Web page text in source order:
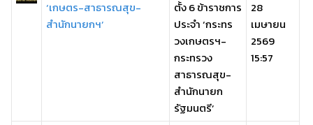
‘เกษตร-สาธารณสุข-
สำนักนายกฯ’
ตั้ง 6 ข้าราชการ
ประจำ ‘กระทร
วงเกษตรฯ-
กระทรวง
สาธารณสุข-
สำนักนายก
รัฐมนตรี’
28
เมษายน
2569
15:57